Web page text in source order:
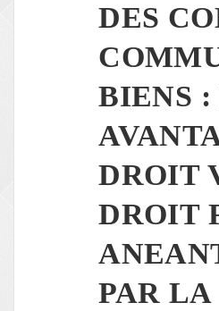
DES
BIENS :
DROIT
DROIT
PAR LA